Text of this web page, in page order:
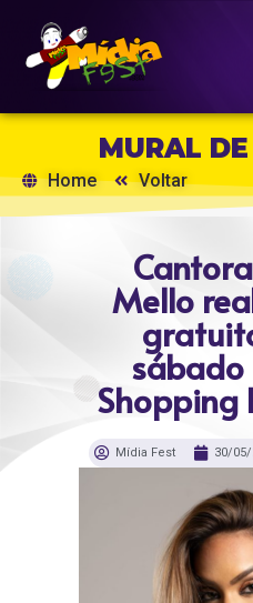
MURAL
Home Voltar
Mello
Shopping
Mídia Fest 30/05/